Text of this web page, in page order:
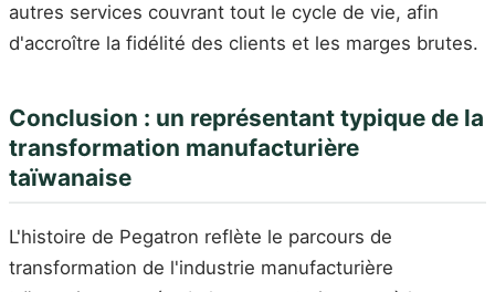
autres services couvrant tout le cycle de vie, afin
d'accroître la fidélité des clients et les marges brutes.
Conclusion : un représentant typique de la
transformation manufacturière
taïwanaise
L'histoire de Pegatron reflète le parcours de
transformation de l'industrie manufacturière